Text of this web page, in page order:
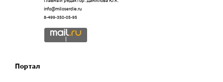
info@miloserdie.ru
8-499-350-05-95
Портал